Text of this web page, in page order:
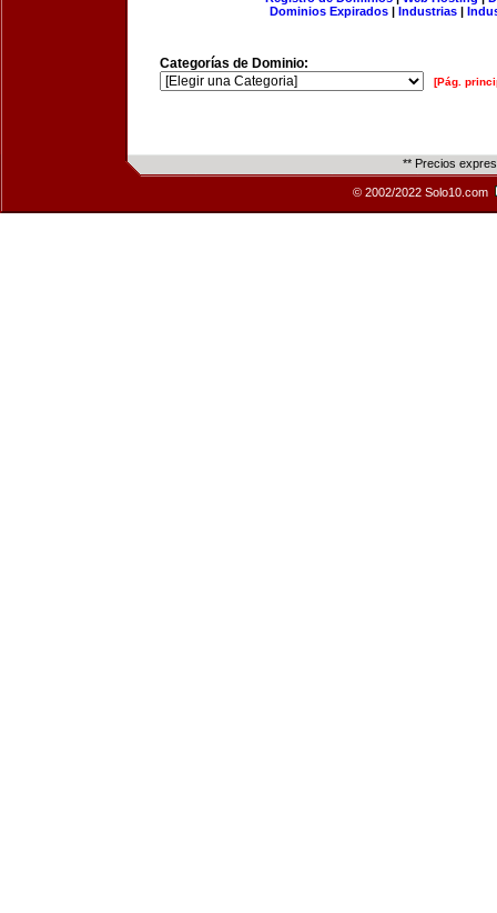
Dominios Expirados | Industrias |
Categorías de Dominio:
[Pág.
** Precios
© 2002/2022 Solo10.com